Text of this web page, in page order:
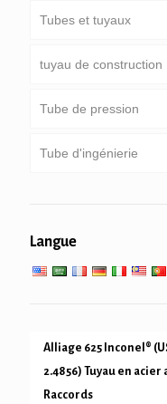
Tube & boîtier
Tiges de forage
une tige de forage
Tubes et tuyaux
pipeline commun
Service spécial et
tuyau de construction
Rond, place &
Tubes galvanisés
Tube de pression
Chaudière,
Tube d'ingénierie
mécanique du
Langue
Alliage 625 Inconel®
2.4856) Tuyau en
Raccords